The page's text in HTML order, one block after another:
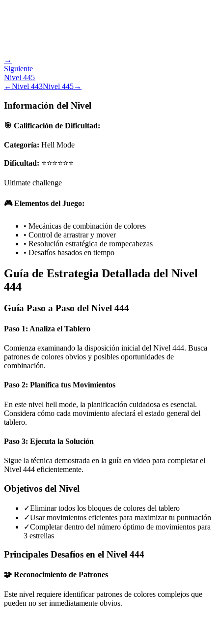
→
Siguiente
Nivel 445
←Nivel 443Nivel 445→
Información del Nivel
🎯 Calificación de Dificultad:
Categoría: Hell Mode
Dificultad: ⭐⭐⭐⭐⭐⭐
Ultimate challenge
🎮 Elementos del Juego:
• Mecánicas de combinación de colores
• Control de arrastrar y mover
• Resolución estratégica de rompecabezas
• Desafíos basados en tiempo
Guía de Estrategia Detallada del Nivel
444
Guía Paso a Paso del Nivel 444
Paso 1: Analiza el Tablero
Comienza examinando la disposición inicial del Nivel 444. Busca
patrones de colores obvios y posibles oportunidades de
combinación.
Paso 2: Planifica tus Movimientos
En este nivel hell mode, la planificación cuidadosa es esencial.
Considera cómo cada movimiento afectará el estado general del
tablero.
Paso 3: Ejecuta la Solución
Sigue la técnica demostrada en la guía en video para completar el
Nivel 444 eficientemente.
Objetivos del Nivel
✓Eliminar todos los bloques de colores del tablero
✓Usar movimientos eficientes para maximizar tu puntuación
✓Completar dentro del número óptimo de movimientos para
3 estrellas
Principales Desafíos en el Nivel 444
🧩 Reconocimiento de Patrones
Este nivel requiere identificar patrones de colores complejos que
pueden no ser inmediatamente obvios.